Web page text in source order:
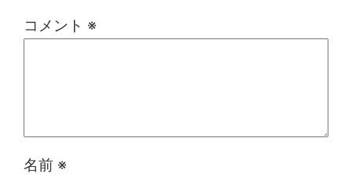
コメント ※
名前 ※